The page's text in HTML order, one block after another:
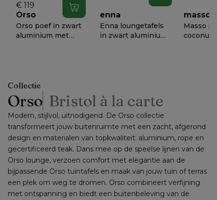
151 x D 82 x H 68
cm
In winkelwagen
€ 119
Orso
Orso poef in zwart
aluminium met
enna
Enna loungetafels
in zwart aluminium
masso
Masso
coconut
Collectie
Orso Bristol à la carte
Modern, stijlvol, uitnodigend. De Orso collectie
transformeert jouw buitenruimte met een zacht, afgerond
design en materialen van topkwaliteit: aluminium, rope en
gecertificeerd teak. Dans mee op de speelse lijnen van de
Orso lounge, verzoen comfort met elegantie aan de
bijpassende Orso tuintafels en maak van jouw tuin of terras
een plek om weg te dromen. Orso combineert verfijning
met ontspanning en biedt een buitenbeleving van de